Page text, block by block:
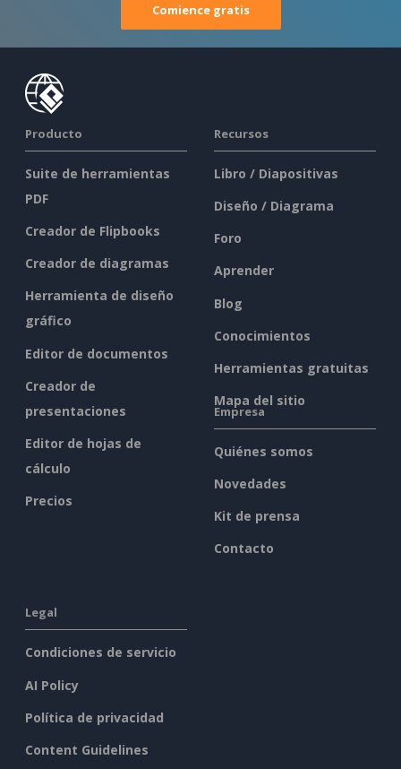
Comience gratis
Producto
Suite de herramientas
PDF
Creador de Flipbooks
Creador de diagramas
Herramienta de diseño
gráfico
Editor de documentos
Creador de
presentaciones
Editor de hojas de
cálculo
Precios
Recursos
Libro / Diapositivas
Diseño / Diagrama
Foro
Aprender
Blog
Conocimientos
Herramientas gratuitas
Mapa del sitio
Empresa
Quiénes somos
Novedades
Kit de prensa
Contacto
Legal
Condiciones de servicio
AI Policy
Política de privacidad
Content Guidelines